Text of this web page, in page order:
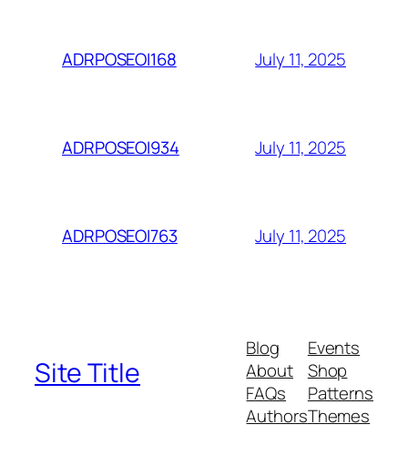
ADRPOSEOI168 July 11, 2025
ADRPOSEOI934 July 11, 2025
ADRPOSEOI763 July 11, 2025
Site Title
Blog
About
FAQs
Authors
Events
Shop
Patterns
Themes